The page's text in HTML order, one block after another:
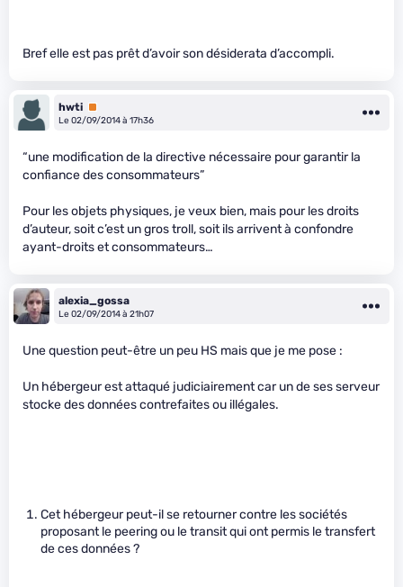
Bref elle est pas prêt d’avoir son désiderata d’accompli.
hwti Premium
Le 02/09/2014 à 17h36
“une modification de la directive nécessaire pour garantir la
confiance des consommateurs”
Pour les objets physiques, je veux bien, mais pour les droits
d’auteur, soit c’est un gros troll, soit ils arrivent à confondre
ayant-droits et consommateurs…
alexia_gossa
Le 02/09/2014 à 21h07
Une question peut-être un peu HS mais que je me pose :
Un hébergeur est attaqué judiciairement car un de ses serveur
stocke des données contrefaites ou illégales.
Cet hébergeur peut-il se retourner contre les sociétés
proposant le peering ou le transit qui ont permis le transfert
de ces données ?